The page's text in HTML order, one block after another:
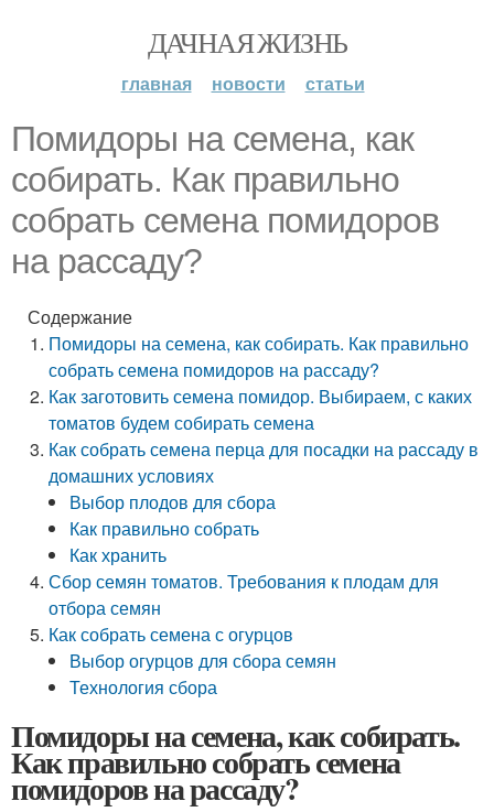
ДАЧНАЯ ЖИЗНЬ
главная новости статьи
Помидоры на семена, как
собирать. Как правильно
собрать семена помидоров
на рассаду?
Содержание
Помидоры на семена, как собирать. Как правильно
собрать семена помидоров на рассаду?
Как заготовить семена помидор. Выбираем, с каких
томатов будем собирать семена
Как собрать семена перца для посадки на рассаду в
домашних условиях
Выбор плодов для сбора
Как правильно собрать
Как хранить
Сбор семян томатов. Требования к плодам для
отбора семян
Как собрать семена с огурцов
Выбор огурцов для сбора семян
Технология сбора
Помидоры на семена, как собирать.
Как правильно собрать семена
помидоров на рассаду?